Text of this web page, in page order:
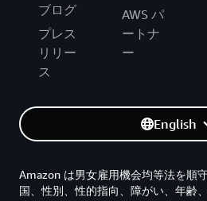
ブログ
プレス
リリー
ス
AWS パ
ートナ
ー
English
Amazon は男女雇用機会均等法を順
国、性別、性的指向、障がい、年齢